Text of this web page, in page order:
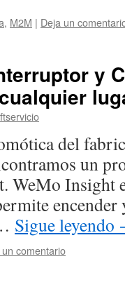
, M2M | Deja un
y
del
un
WeMo Insight
encender
Sigue leyendo
un comentario